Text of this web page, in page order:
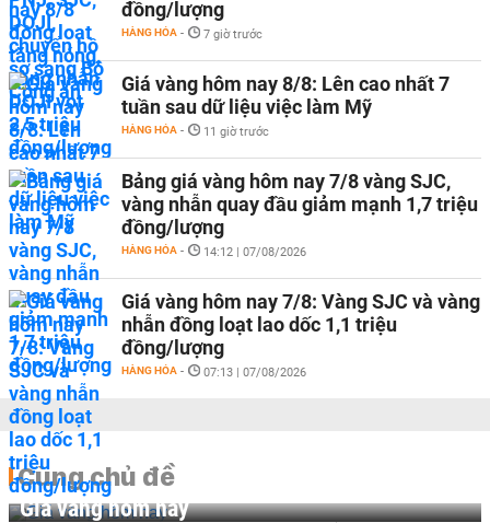
đồng/lượng
HÀNG HÓA - 7 giờ trước
Giá vàng hôm nay 8/8: Lên cao nhất 7
tuần sau dữ liệu việc làm Mỹ
HÀNG HÓA - 11 giờ trước
Bảng giá vàng hôm nay 7/8 vàng SJC,
vàng nhẫn quay đầu giảm mạnh 1,7 triệu
đồng/lượng
HÀNG HÓA - 14:12 | 07/08/2026
Giá vàng hôm nay 7/8: Vàng SJC và vàng
nhẫn đồng loạt lao dốc 1,1 triệu
đồng/lượng
HÀNG HÓA - 07:13 | 07/08/2026
Cùng chủ đề
Giá vàng hôm nay